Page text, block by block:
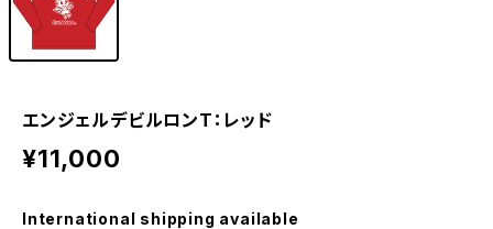
エンジェルデビルロンT：レッド
¥11,000
International shipping available